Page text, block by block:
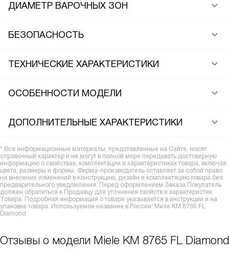
ДИАМЕТР ВАРОЧНЫХ ЗОН
БЕЗОПАСНОСТЬ
ТЕХНИЧЕСКИЕ ХАРАКТЕРИСТИКИ
ОСОБЕННОСТИ МОДЕЛИ
ДОПОЛНИТЕЛЬНЫЕ ХАРАКТЕРИСТИКИ
* Все информационные материалы, представленные на Сайте, носят
справочный характер и не могут в полной мере передавать достоверную
информацию о свойствах, комплектации и характеристиках товара, включая
цвета, размеры и формы. Фирма-производитель оставляет за собой право
на внесение изменений в конструкцию, дизайн и комплектацию товара без
предварительного уведомления. Перед оформлением Заказа Покупатель
должен обратиться к Продавцу для уточнения свойств и характеристик
Товара. Подробная информация о товаре указывается в инструкции и на
упаковке товара. Используемое название в России: Миле KM 8765 FL
Diamond
Отзывы о модели Miele KM 8765 FL Diamond